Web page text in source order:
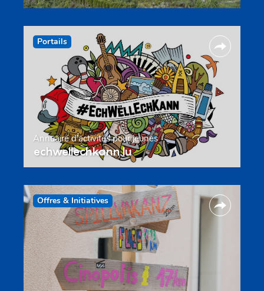
Portails
Annuaire d’activités pour jeunes
echwellechkann.lu
Offres & Initiatives